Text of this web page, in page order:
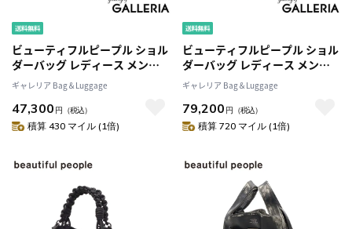
ビューティフルピープル ショル
ダーバッグ レディース メンズ
ブランド 小さめ 巾着 beautiful
people 軽量 バッグ ショルダー
斜めがけ レザー おしゃれ 大人
A5 excerption riders
ギャレリア Bag＆Luggage
47,300 円 （税込）
積算 430 マイル (1倍)
ビューティフルピープル ショル
ダーバッグ レディース メンズ
ブランド beautiful people ト
ートバッグ リュック ショルダ
ー 斜めがけ 肩掛け おしゃれ 大
人 日本製 4WAY B5 over
ギャレリア Bag＆Luggage
79,200 円 （税込）
積算 720 マイル (1倍)